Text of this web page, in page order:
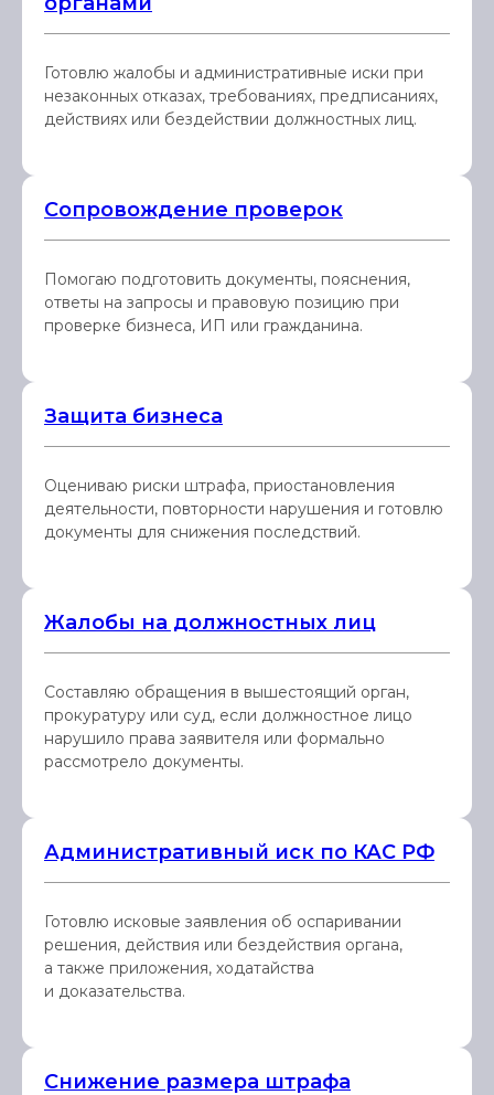
Готовлю жалобы и административные иски при
незаконных отказах, требованиях, предписаниях,
действиях или бездействии должностных лиц.
Сопровождение проверок
Помогаю подготовить документы, пояснения,
ответы на запросы и правовую позицию при
проверке бизнеса, ИП или гражданина.
Защита бизнеса
Оцениваю риски штрафа, приостановления
деятельности, повторности нарушения и готовлю
документы для снижения последствий.
Жалобы на должностных лиц
Составляю обращения в вышестоящий орган,
прокуратуру или суд, если должностное лицо
нарушило права заявителя или формально
рассмотрело документы.
Административный иск по КАС РФ
Готовлю исковые заявления об оспаривании
решения, действия или бездействия органа,
а также приложения, ходатайства
и доказательства.
Снижение размера штрафа